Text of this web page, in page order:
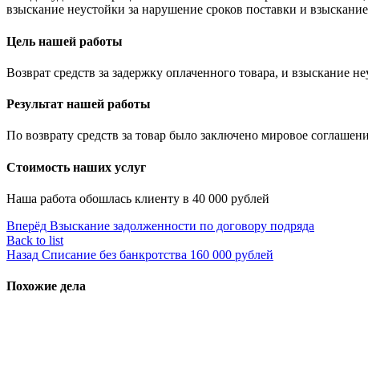
взыскание неустойки за нарушение сроков поставки и
Цель нашей работы
Возврат средств за задержку оплаченного товара, и взыскание
Результат нашей работы
По возврату средств за товар было заключено мировое
Стоимость наших услуг
Наша работа обошлась клиенту в 40 000 рублей
Вперёд Взыскание задолженности по договору подряда
Back to list
Назад Списание без банкротства 160 000 рублей
Похожие дела